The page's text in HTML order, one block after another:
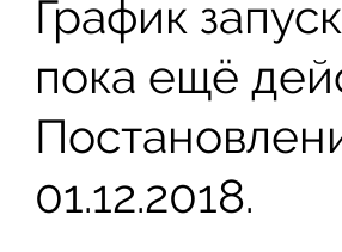
График
пока ещё
01.12.2018.